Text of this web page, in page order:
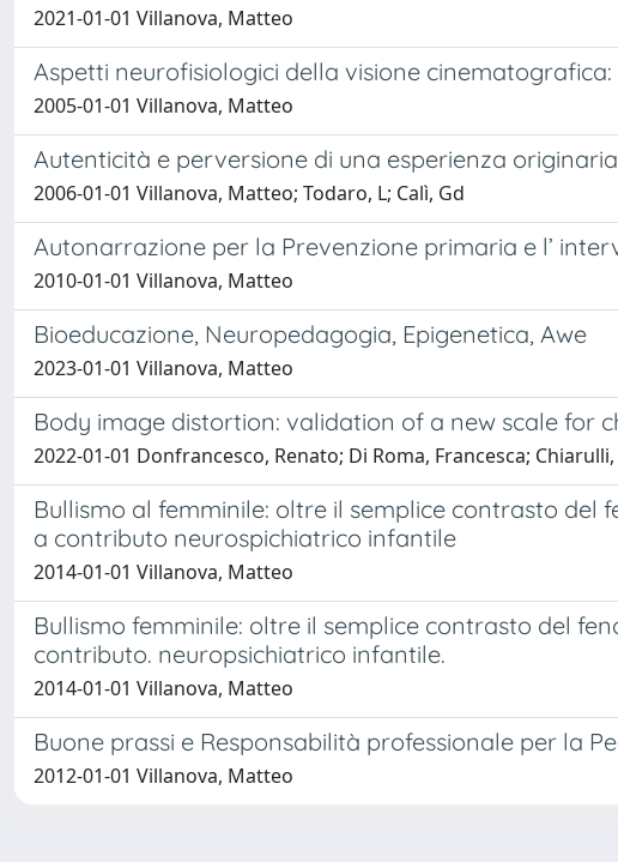
2021-01-01 Villanova, Matteo
Aspetti neurofisiologici della visione
2005-01-01 Villanova, Matteo
Autenticità e perversione di una esperienza originaria
2006-01-01 Villanova, Matteo; Todaro, L; Calì, Gd
Autonarrazione per la Prevenzione primaria e l’
2010-01-01 Villanova, Matteo
Bioeducazione, Neuropedagogia, Epigenetica, Awe
2023-01-01 Villanova, Matteo
Body image distortion: validation of a new scale for
2022-01-01 Donfrancesco, Renato; Di Roma, Francesca;
Bullismo al femminile: oltre il semplice contrasto
a contributo neurospichiatrico infantile
2014-01-01 Villanova, Matteo
Bullismo femminile: oltre il semplice contrasto del
contributo. neuropsichiatrico infantile.
2014-01-01 Villanova, Matteo
Buone prassi e Responsabilità professionale per la
2012-01-01 Villanova, Matteo